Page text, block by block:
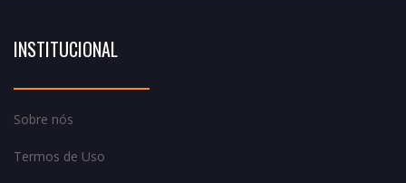
INSTITUCIONAL
Sobre nós
Termos de Uso